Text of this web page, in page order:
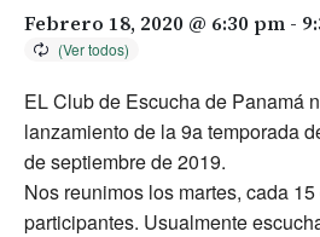
Febrero 18, 2020 @ 6:30 pm -
EL Club de Escucha de Panamá
lanzamiento de la 9a temporada
de septiembre de 2019.
Nos reunimos los martes, cada
participantes. Usualmente